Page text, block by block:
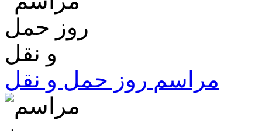
مراسم روز حمل و نقل